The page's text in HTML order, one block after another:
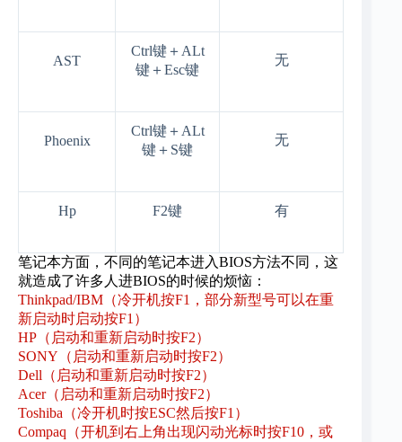
AST
Ctrl键＋ ALt
键＋Esc键
无
Phoenix
Ctrl键＋ ALt
键＋ S键
无
Hp F2键 有
笔记本方面，不同的笔记本进入BIOS方法不同，这
就造成了许多人进BIOS的时候的烦恼：
Thinkpad/IBM（冷开机按F1，部分新型号可以在重
新启动时启动按F1）
HP（启动和重新启动时按F2）
SONY（启动和重新启动时按F2）
Dell（启动和重新启动时按F2）
Acer（启动和重新启动时按F2）
Toshiba（冷开机时按ESC然后按F1）
Compaq（开机到右上角出现闪动光标时按F10，或